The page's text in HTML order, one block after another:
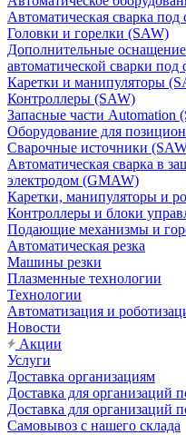
Автоматическая сварка
Головки и горелки (SAW)
Дополнительные
автоматической сварки
Каретки и манипуляторы
Контроллеры (SAW)
Запасные части Automation
Оборудование для
Сварочные источники
Автоматическая сварка в
электродом (GMAW)
Каретки, манипуляторы и
Контроллеры и блоки
Подающие механизмы и
Автоматическая резка
Машины резки
Плазменные технологии
Технологии
Автоматизация и
Новости
Акции
Услуги
Доставка организациям
Доставка для организаций
Доставка для организаций
Самовывоз с нашего склада